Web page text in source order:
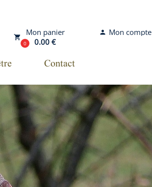
Contact
person Mon compte
local_grocery_store
0
Mon panier
0.00 €